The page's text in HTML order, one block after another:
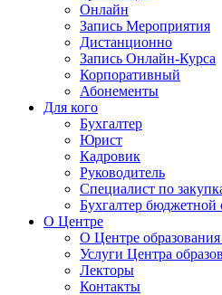
Онлайн
Запись Мероприятия
Дистанционно
Запись Онлайн-Курса
Корпоративный
Абонементы
Для кого
Бухгалтер
Юрист
Кадровик
Руководитель
Специалист по
Бухгалтер бюджетной
О Центре
О Центре
Услуги Центра
Лекторы
Контакты